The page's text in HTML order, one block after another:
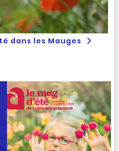
dans les Mauges